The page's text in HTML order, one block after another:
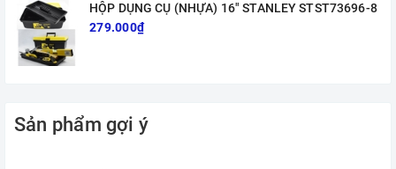
HỘP DỤNG CỤ (NHỰA) 16" STANLEY STST73696-8
279.000₫
Sản phẩm gợi ý